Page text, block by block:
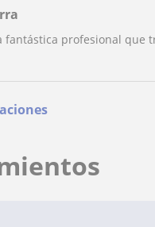
fantástica profesional que